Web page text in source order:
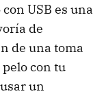
USB es una
de
de una toma
con tu
un